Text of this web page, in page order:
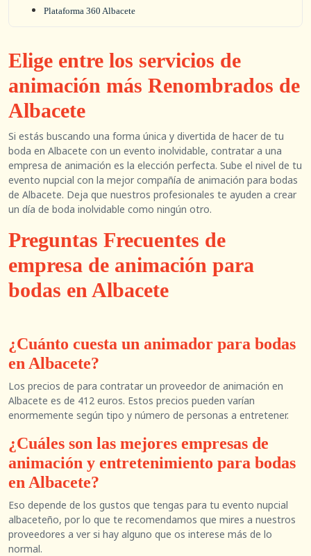
Plataforma 360 Albacete
Elige entre los servicios de
animación más Renombrados de
Albacete
Si estás buscando una forma única y divertida de hacer de tu
boda en Albacete con un evento inolvidable, contratar a una
empresa de animación es la elección perfecta. Sube el nivel de tu
evento nupcial con la mejor compañía de animación para bodas
de Albacete. Deja que nuestros profesionales te ayuden a crear
un día de boda inolvidable como ningún otro.
Preguntas Frecuentes de
empresa de animación para
bodas en Albacete
¿Cuánto cuesta un animador para bodas
en Albacete?
Los precios de para contratar un proveedor de animación en
Albacete es de 412 euros. Estos precios pueden varían
enormemente según tipo y número de personas a entretener.
¿Cuáles son las mejores empresas de
animación y entretenimiento para bodas
en Albacete?
Eso depende de los gustos que tengas para tu evento nupcial
albaceteño, por lo que te recomendamos que mires a nuestros
proveedores a ver si hay alguno que os interese más de lo
normal.